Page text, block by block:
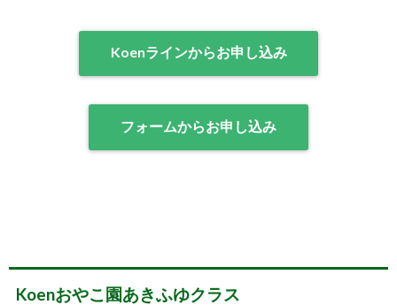
Koenラインからお申し込み
フォームからお申し込み
Koenおやこ園あきふゆクラス